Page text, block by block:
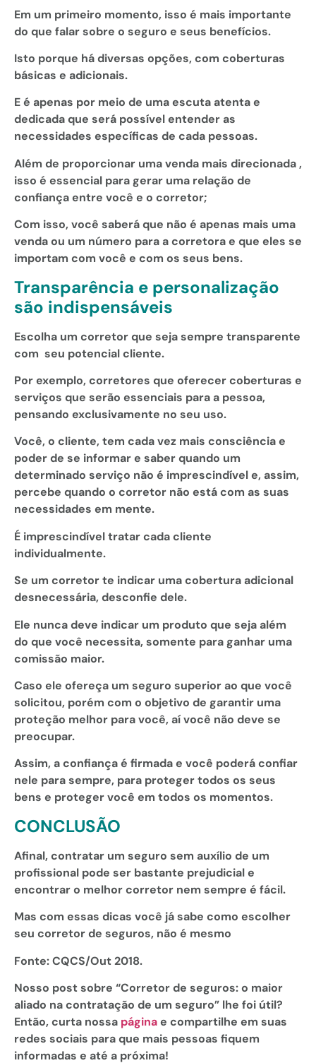
Em um primeiro momento, isso é mais importante
do que falar sobre o seguro e seus benefícios.
Isto porque há diversas opções, com coberturas
básicas e adicionais.
E é apenas por meio de uma escuta atenta e
dedicada que será possível entender as
necessidades específicas de cada pessoas.
Além de proporcionar uma venda mais direcionada ,
isso é essencial para gerar uma relação de
confiança entre você e o corretor;
Com isso, você saberá que não é apenas mais uma
venda ou um número para a corretora e que eles se
importam com você e com os seus bens.
Transparência e personalização
são indispensáveis
Escolha um corretor que seja sempre transparente
com seu potencial cliente.
Por exemplo, corretores que oferecer coberturas e
serviços que serão essenciais para a pessoa,
pensando exclusivamente no seu uso.
Você, o cliente, tem cada vez mais consciência e
poder de se informar e saber quando um
determinado serviço não é imprescindível e, assim,
percebe quando o corretor não está com as suas
necessidades em mente.
É imprescindível tratar cada cliente
individualmente.
Se um corretor te indicar uma cobertura adicional
desnecessária, desconfie dele.
Ele nunca deve indicar um produto que seja além
do que você necessita, somente para ganhar uma
comissão maior.
Caso ele ofereça um seguro superior ao que você
solicitou, porém com o objetivo de garantir uma
proteção melhor para você, aí você não deve se
preocupar.
Assim, a confiança é firmada e você poderá confiar
nele para sempre, para proteger todos os seus
bens e proteger você em todos os momentos.
CONCLUSÃO
Afinal, contratar um seguro sem auxílio de um
profissional pode ser bastante prejudicial e
encontrar o melhor corretor nem sempre é fácil.
Mas com essas dicas você já sabe como escolher
seu corretor de seguros, não é mesmo
Fonte: CQCS/Out 2018.
Nosso post sobre “Corretor de seguros: o maior
aliado na contratação de um seguro” lhe foi útil?
Então, curta nossa páginae compartilhe em suas
redes sociais para que mais pessoas fiquem
informadas e até a próxima!